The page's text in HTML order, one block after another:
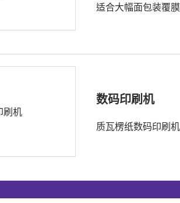
适合大幅面包装覆
刷机
数码印刷机
质瓦楞纸数码印刷